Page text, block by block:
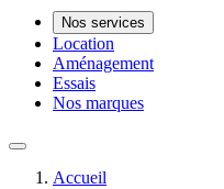
Nos services
Location
Aménagement
Essais
Nos marques
Accueil